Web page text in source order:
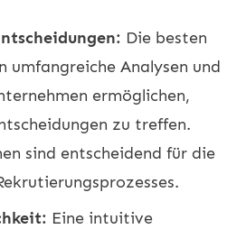
Die besten
umfangreiche Analysen und
ermöglichen,
zu treffen.
sind entscheidend für die
Eine intuitive